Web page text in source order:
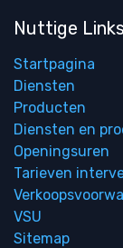
Nuttige Links
Startpagina
Diensten
Producten
Diensten en
Openingsuren
Tarieven
VSU
Sitemap